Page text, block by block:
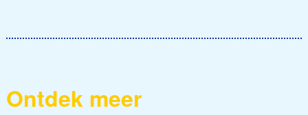
Ontdek meer